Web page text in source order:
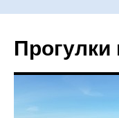
Прогулки